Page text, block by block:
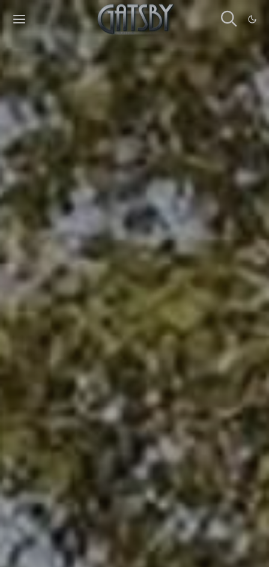
Cookies management panel